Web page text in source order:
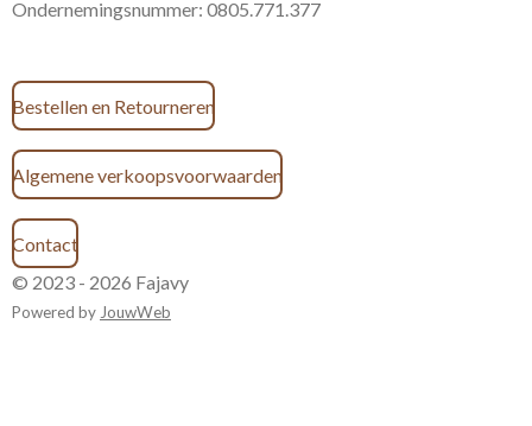
Ondernemingsnummer: 0805.771.377
Bestellen en Retourneren
Algemene verkoopsvoorwaarden
Contact
© 2023 - 2026 Fajavy
Powered by JouwWeb